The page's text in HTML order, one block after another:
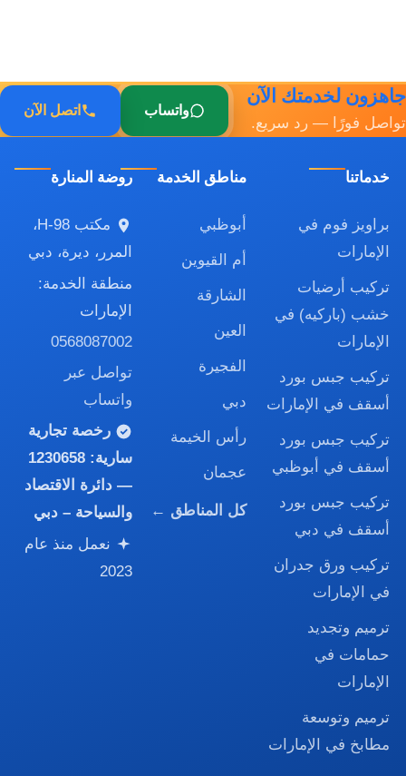
جاهزون لخدمتك الآن
تواصل فورًا — رد سريع.
واتساب اتصل الآن
خدماتنا
براويز فوم في
الإمارات
تركيب أرضيات
خشب (باركيه) في
الإمارات
تركيب جبس بورد
أسقف في الإمارات
تركيب جبس بورد
أسقف في أبوظبي
تركيب جبس بورد
أسقف في دبي
تركيب ورق جدران
في الإمارات
ترميم وتجديد
حمامات في
الإمارات
ترميم وتوسعة
مطابخ في الإمارات
مناطق الخدمة
أبوظبي
أم القيوين
الشارقة
العين
الفجيرة
دبي
رأس الخيمة
عجمان
كل المناطق ←
روضة المنارة
مكتب H-98،
المرر، ديرة، دبي
منطقة الخدمة:
الإمارات
0568087002
تواصل عبر
واتساب
رخصة تجارية
سارية:1230658
— دائرة الاقتصاد
والسياحة – دبي
نعمل منذ عام
2023